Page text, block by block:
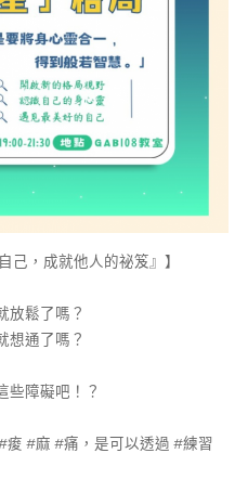
己，成就他人的祕笈』】
放鬆了嗎？
想通了嗎？
些障礙吧！？
#麻 #痛，是可以透過 #練習